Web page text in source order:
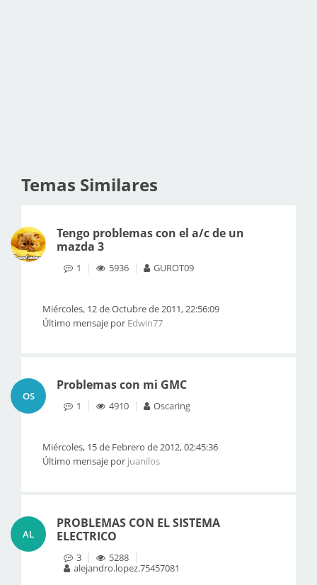
Temas Similares
Tengo problemas con el a/c de un
mazda 3
1 5936 GUROT09
Miércoles, 12 de Octubre de 2011, 22:56:09
Último mensaje por Edwin77
OS
Problemas con mi GMC
1 4910 Oscaring
Miércoles, 15 de Febrero de 2012, 02:45:36
Último mensaje por juanilos
AL
PROBLEMAS CON EL SISTEMA
ELECTRICO
3
5288
alejandro.lopez.75457081